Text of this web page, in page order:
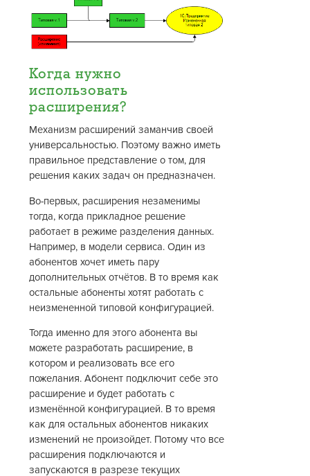
Когда нужно
использовать
расширения?
Механизм расширений заманчив своей
универсальностью. Поэтому важно иметь
правильное представление о том, для
решения каких задач он предназначен.
Во-первых, расширения незаменимы
тогда, когда прикладное решение
работает в режиме разделения данных.
Например, в модели сервиса. Один из
абонентов хочет иметь пару
дополнительных отчётов. В то время как
остальные абоненты хотят работать с
неизмененной типовой конфигурацией.
Тогда именно для этого абонента вы
можете разработать расширение, в
котором и реализовать все его
пожелания. Абонент подключит себе это
расширение и будет работать с
изменённой конфигурацией. В то время
как для остальных абонентов никаких
изменений не произойдет. Потому что все
расширения подключаются и
запускаются в разрезе текущих